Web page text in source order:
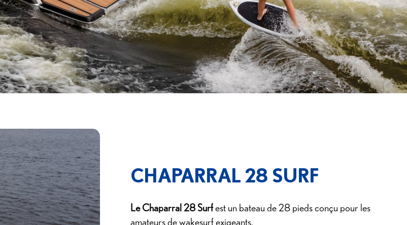
CHAPARRAL 28 SURF
Le Chaparral 28 Surf est un bateau de 28 pieds conçu pour les
amateurs de wakesurf exigeants.